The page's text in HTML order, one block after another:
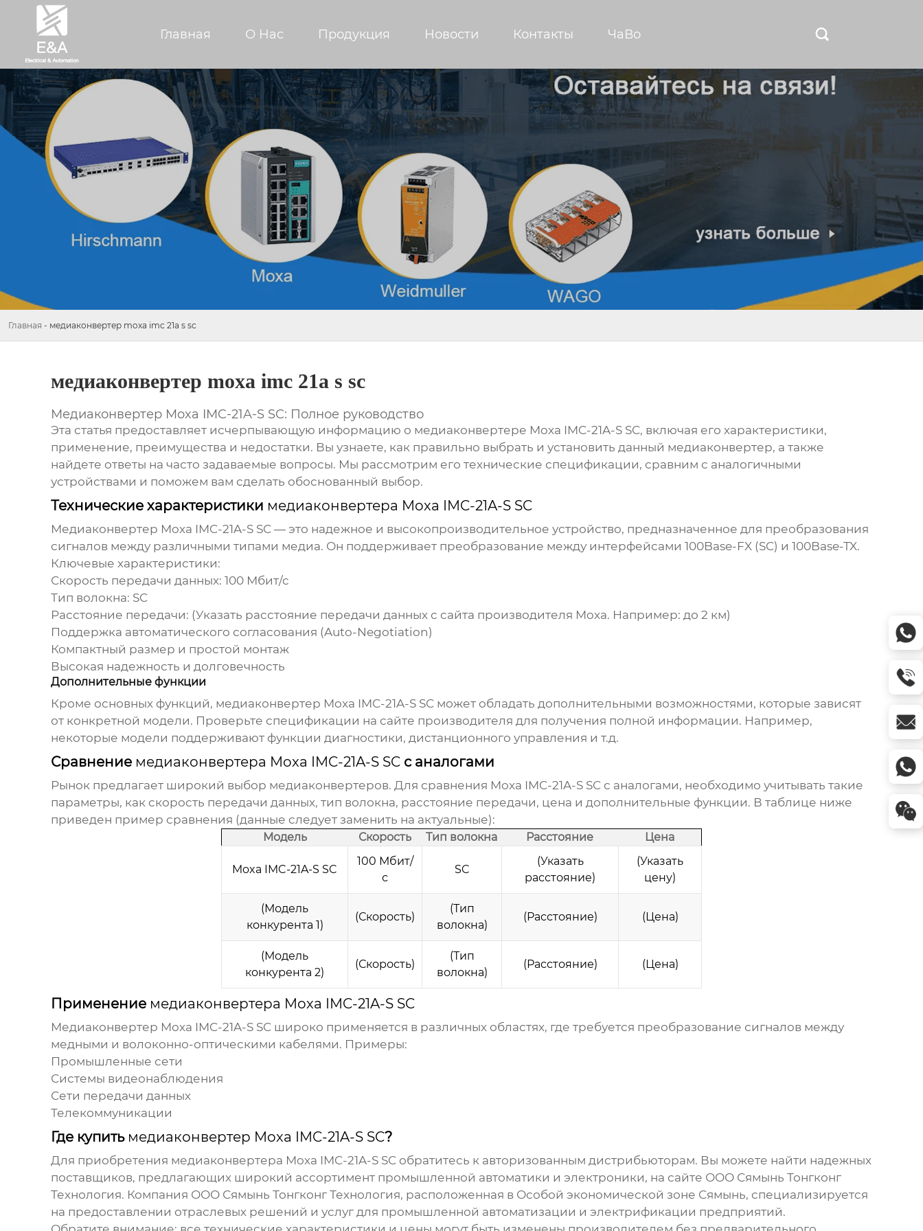
Главная О Hас Продукция Новости Контакты ЧаВо 
Главная - медиаконвертер moxa imc 21a s sc
медиаконвертер moxa imc 21a s sc
Медиаконвертер Moxa IMC-21A-S SC: Полное руководство
Эта статья предоставляет исчерпывающую информацию о медиаконвертере Moxa IMC-21A-S SC, включая его характеристики,
применение, преимущества и недостатки. Вы узнаете, как правильно выбрать и установить данный медиаконвертер, а также
найдете ответы на часто задаваемые вопросы. Мы рассмотрим его технические спецификации, сравним с аналогичными
устройствами и поможем вам сделать обоснованный выбор.
Технические характеристики медиаконвертера Moxa IMC-21A-S SC
Медиаконвертер Moxa IMC-21A-S SC— это надежное и высокопроизводительное устройство, предназначенное для преобразования
сигналов между различными типами медиа. Он поддерживает преобразование между интерфейсами 100Base-FX (SC) и 100Base-TX.
Ключевые характеристики:
Скорость передачи данных: 100 Мбит/с
Тип волокна: SC
Расстояние передачи: (Указать расстояние передачи данных с сайта производителя Moxa. Например: до 2 км)
Поддержка автоматического согласования (Auto-Negotiation)
Компактный размер и простой монтаж
Высокая надежность и долговечность
Дополнительные функции
Кроме основных функций, медиаконвертер Moxa IMC-21A-S SCможет обладать дополнительными возможностями, которые зависят
от конкретной модели. Проверьте спецификации на сайте производителя для получения полной информации. Например,
некоторые модели поддерживают функции диагностики, дистанционного управления и т.д.
Сравнение медиаконвертера Moxa IMC-21A-S SCс аналогами
Рынок предлагает широкий выбор медиаконвертеров. Для сравнения Moxa IMC-21A-S SCс аналогами, необходимо учитывать такие
параметры, как скорость передачи данных, тип волокна, расстояние передачи, цена и дополнительные функции. В таблице ниже
приведен пример сравнения (данные следует заменить на актуальные):
Модель Скорость Тип волокна Расстояние Цена
Moxa IMC-21A-S SC
100 Мбит/
с
SC
(Указать
расстояние)
(Указать
цену)
(Модель
конкурента 1)
(Скорость)
(Тип
волокна)
(Расстояние) (Цена)
(Модель
конкурента 2)
(Скорость)
(Тип
волокна)
(Расстояние) (Цена)
Применение медиаконвертера Moxa IMC-21A-S SC
Медиаконвертер Moxa IMC-21A-S SCшироко применяется в различных областях, где требуется преобразование сигналов между
медными и волоконно-оптическими кабелями. Примеры:
Промышленные сети
Системы видеонаблюдения
Сети передачи данных
Телекоммуникации
Где купить медиаконвертер Moxa IMC-21A-S SC?
Для приобретения медиаконвертера Moxa IMC-21A-S SCобратитесь к авторизованным дистрибьюторам. Вы можете найти надежных
поставщиков, предлагающих широкий ассортимент промышленной автоматики и электроники, на сайте ООО Сямынь Тонгконг
Технология. Компания ООО Сямынь Тонгконг Технология, расположенная в Особой экономической зоне Сямынь, специализируется
на предоставлении отраслевых решений и услуг для промышленной автоматизации и электрификации предприятий.